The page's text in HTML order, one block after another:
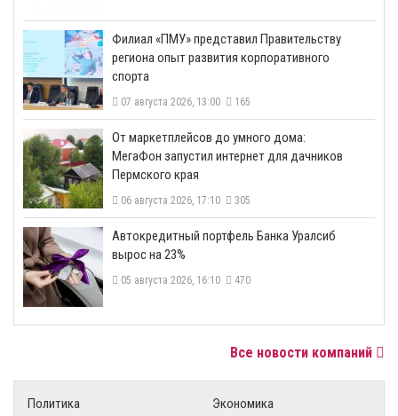
​Филиал «ПМУ» представил Правительству
региона опыт развития корпоративного
спорта
07 августа 2026, 13:00 165
От маркетплейсов до умного дома:
МегаФон запустил интернет для дачников
Пермского края
06 августа 2026, 17:10 305
​Автокредитный портфель Банка Уралсиб
вырос на 23%
05 августа 2026, 16:10 470
Все новости компаний
Политика
Экономика